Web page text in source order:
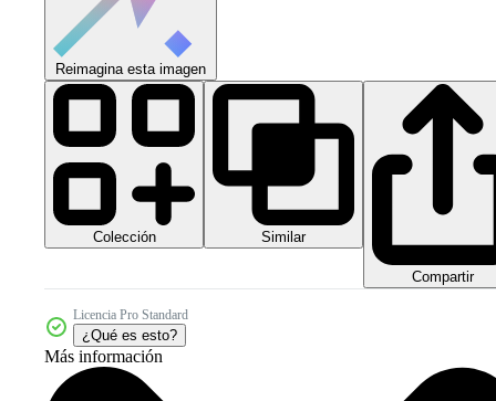
Reimagina esta imagen
Colección Similar
Compartir
Licencia Pro Standard
¿Qué es esto?
Más información